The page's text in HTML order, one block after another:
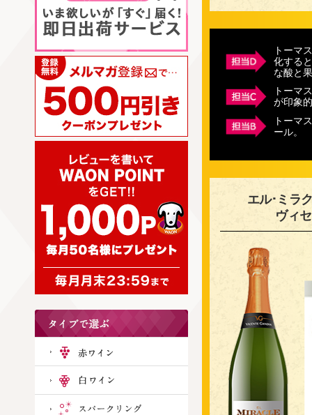
トーマ
化する
な酸と
トーマ
が印象
トーマ
ール。
エル･ミラ
ヴィ